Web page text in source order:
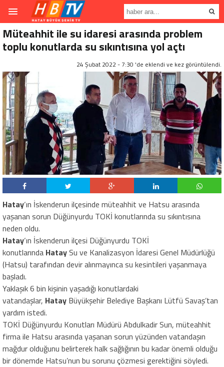
Müteahhit ile su idaresi arasında problem
toplu konutlarda su sıkıntısına yol açtı
24 Şubat 2022 - 7:30 'de eklendi ve kez görüntülendi.
Hatay‘ın İskenderun ilçesinde müteahhit ve Hatsu arasında
yaşanan sorun Düğünyurdu TOKİ konutlarında su sıkıntısına
neden oldu.
Hatay‘ın İskenderun ilçesi Düğünyurdu TOKİ
konutlarında HataySu ve Kanalizasyon İdaresi Genel Müdürlüğü
(Hatsu) tarafından devir alınmayınca su kesintileri yaşanmaya
başladı.
Yaklaşık 6 bin kişinin yaşadığı konutlardaki
vatandaşlar, Hatay Büyükşehir Belediye Başkanı Lütfü Savaş’tan
yardım istedi.
TOKİ Düğünyurdu Konutları Müdürü Abdulkadir Sun, müteahhit
firma ile Hatsu arasında yaşanan sorun yüzünden vatandaşın
mağdur olduğunu belirterek halk sağlığının bu kadar önemli olduğu
bir dönemde Hatsu’nun bu sorunu çözmesi gerektiğini söyledi.